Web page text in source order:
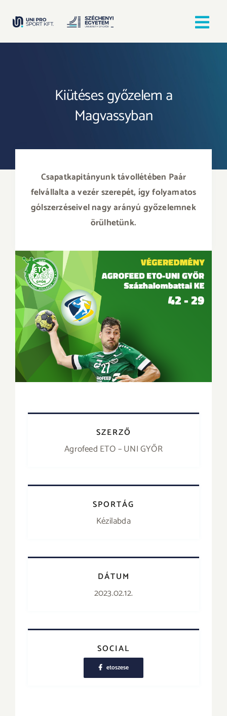
Egyesületek
Hírek, bejegyzések
Örömfutás
TANULJ GYŐRBEN! SPORTOLJ GYŐRBEN!
Kiütéses győzelem a
Magvassyban
Csapatkapitányunk távollétében Paár
felvállalta a vezér szerepét, így folyamatos
gólszerzéseivel nagy arányú győzelemnek
örülhetünk.
SZERZŐ
Agrofeed ETO – UNI GYŐR
SPORTÁG
Kézilabda
DÁTUM
2023.02.12.
SOCIAL
etoszese